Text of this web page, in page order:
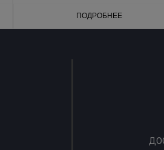
ПОДРОБНЕЕ